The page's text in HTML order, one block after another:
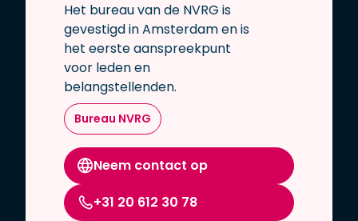
Het bureau van de NVRG is
gevestigd in Amsterdam en is
het eerste aanspreekpunt
voor leden en
belangstellenden.
Bureau NVRG
Neem contact op
+31 20 612 30 78